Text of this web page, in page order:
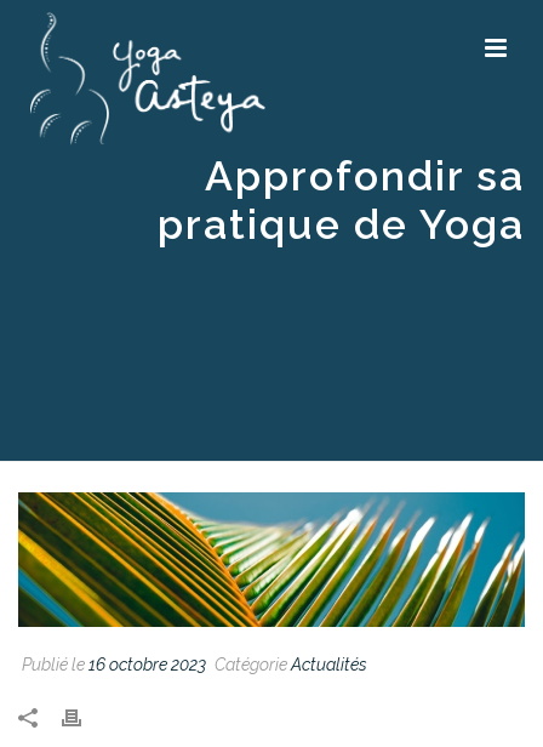
Approfondir sa
pratique de Yoga
Publié le 16 octobre 2023 CatégorieActualités